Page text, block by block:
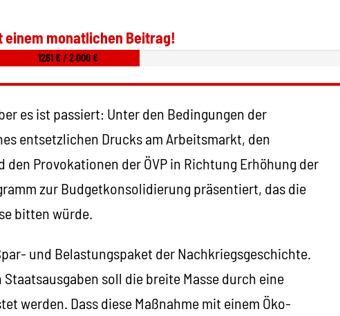
einem monatlichen Beitrag!
1261 € / 2.000 €
es ist passiert: Unter den Bedingungen der
entsetzlichen Drucks am Arbeitsmarkt, den
Provokationen der ÖVP in Richtung Erhöhung der
zur Budgetkonsolidierung präsentiert, das die
bitten würde.
und Belastungspaket der Nachkriegsgeschichte.
soll die breite Masse durch eine
werden. Dass diese Maßnahme mit einem Öko-